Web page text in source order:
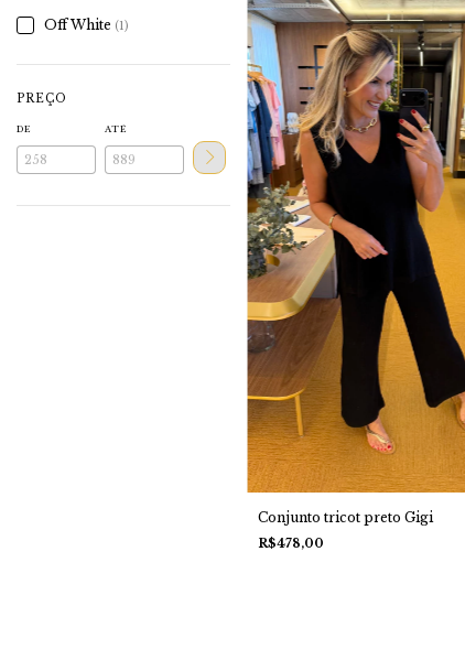
Off White (1)
PREÇO
DE ATÉ
Conjunto tricot preto Gigi
R$478,00